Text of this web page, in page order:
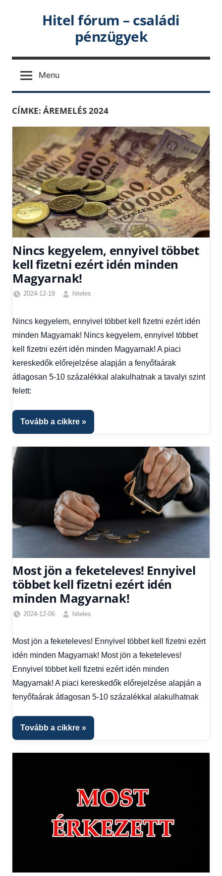
Hitel fórum – családi
pénzügyek
Menu
CÍMKE: ÁREMELÉS 2024
Nincs kegyelem, ennyivel többet
kell fizetni ezért idén minden
Magyarnak!
2024-12-19
hiteles
Hírek,
Hírek
1
kézből
Nincs kegyelem, ennyivel többet kell fizetni ezért idén
minden Magyarnak! Nincs kegyelem, ennyivel többet
kell fizetni ezért idén minden Magyarnak! A piaci
kereskedők előrejelzése alapján a fenyőfaárak
átlagosan 5-10 százalékkal alakulhatnak a tavalyi szint
felett:
Tovább a cikkre
Most jön a feketeleves! Ennyivel
többet kell fizetni ezért idén
minden Magyarnak!
2024-12-06
hiteles
Hírek
Hírek
1
kézből
Most jön a feketeleves! Ennyivel többet kell fizetni ezért
idén minden Magyarnak! Most jön a feketeleves!
Ennyivel többet kell fizetni ezért idén minden
Magyarnak! A piaci kereskedők előrejelzése alapján a
fenyőfaárak átlagosan 5-10 százalékkal alakulhatnak
Tovább a cikkre